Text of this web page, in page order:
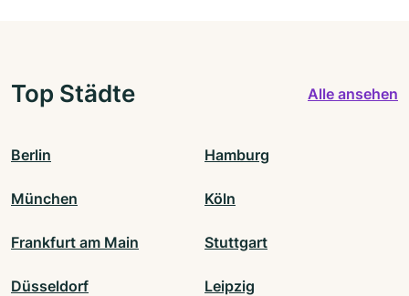
Top Städte Alle ansehen
Berlin Hamburg
München Köln
Frankfurt am Main Stuttgart
Düsseldorf Leipzig